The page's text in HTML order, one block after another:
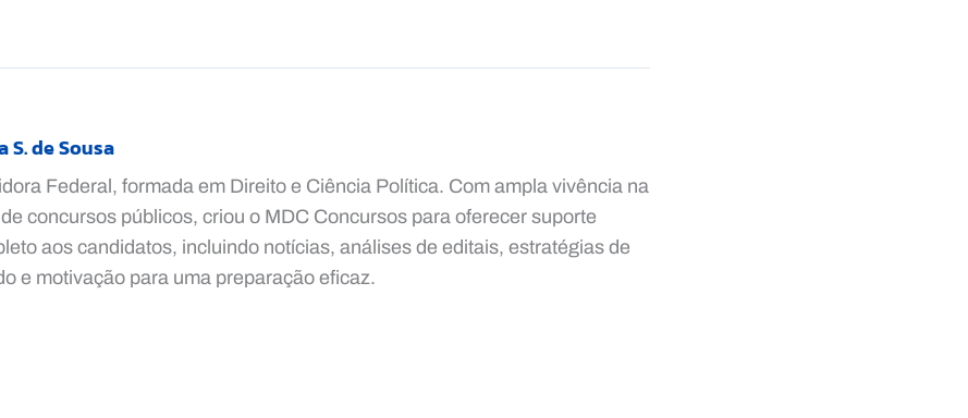
S. de Sousa
Federal, formada em Direito e Ciência Política. Com ampla vivência na
concursos públicos, criou o MDC Concursos para oferecer suporte
aos candidatos, incluindo notícias, análises de editais, estratégias de
e motivação para uma preparação eficaz.